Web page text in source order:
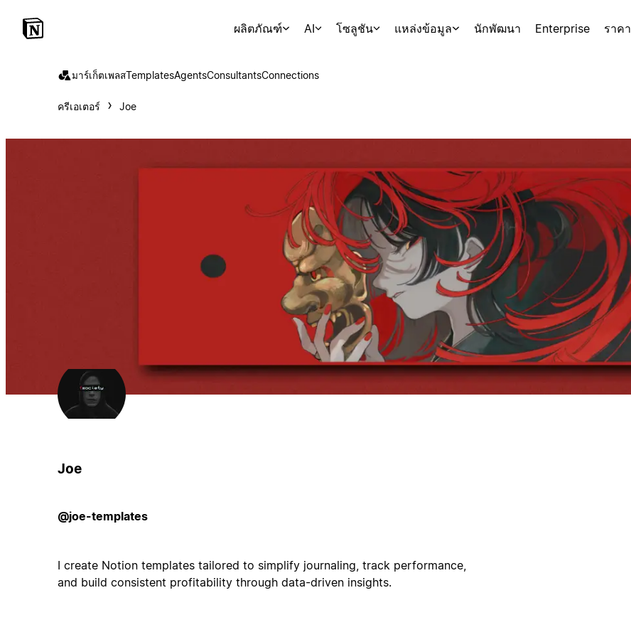
ผลิตภัณฑ์ AI โซลูชัน แหล่งข้อมูล นักพัฒนา Enterprise ราคา
มาร์เก็ตเพลสTemplatesAgentsConsultantsConnections
ครีเอเตอร์ Joe
Joe
@joe-templates
I create Notion templates tailored to simplify journaling, track performance,
and build consistent profitability through data-driven insights.